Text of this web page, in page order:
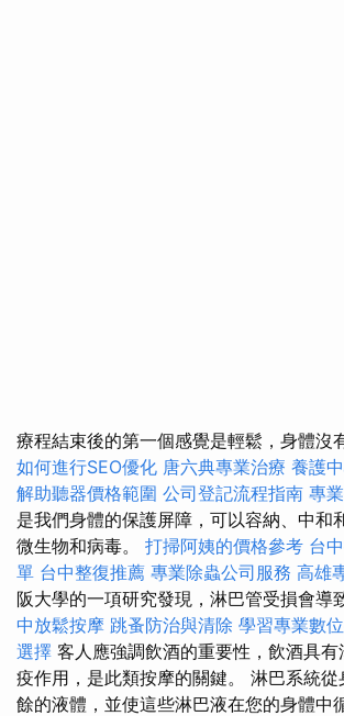
療程結束後的第一個感覺是輕鬆，身體沒
如何進行SEO優化 唐六典專業治療 養護
解助聽器價格範圍 公司登記流程指南 專
是我們身體的保護屏障，可以容納、中和
微生物和病毒。 打掃阿姨的價格參考 台
單 台中整復推薦 專業除蟲公司服務 高雄
阪大學的一項研究發現，淋巴管受損會導
中放鬆按摩 跳蚤防治與清除 學習專業數
選擇 客人應強調飲酒的重要性，飲酒具
疫作用，是此類按摩的關鍵。 淋巴系統從
餘的液體，並使這些淋巴液在您的身體中